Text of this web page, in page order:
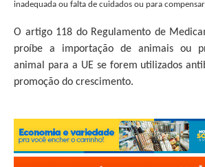
inadequada ou falta de cuidados ou para compensar
O artigo 118 do Regulamento de
proíbe a importação de animais ou
animal para a UE se forem utilizados
promoção do crescimento.